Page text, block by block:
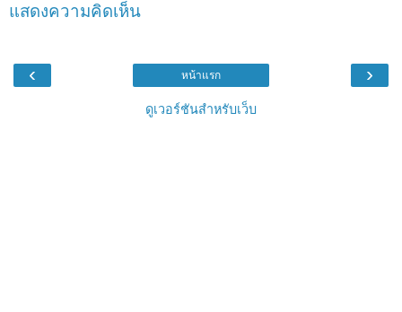
แสดงความคิดเห็น
‹ ›
หน้าแรก
ดูเวอร์ชันสำหรับเว็บ